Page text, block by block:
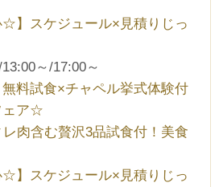
☆】スケジュール×見積りじっ
～/17:00～
無料試食×チャペル挙式体験付
ェア☆
レ肉含む贅沢3品試食付！美食
☆】スケジュール×見積りじっ